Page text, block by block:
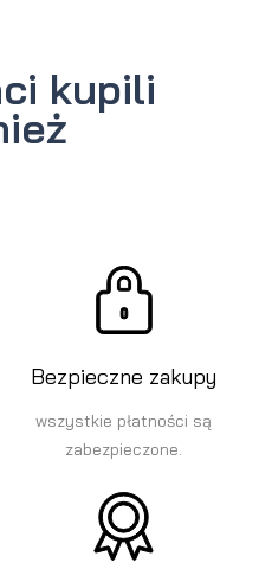
kupili
Bezpieczne zakupy
wszystkie płatności są
zabezpieczone.